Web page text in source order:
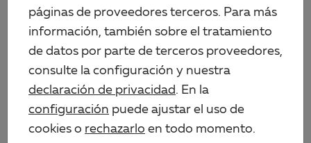
páginas de proveedores terceros. Para más
información, también sobre el tratamiento
de datos por parte de terceros proveedores,
consulte la configuración y nuestra
declaración de privacidad. En la
configuración puede ajustar el uso de
cookies o rechazarlo en todo momento.